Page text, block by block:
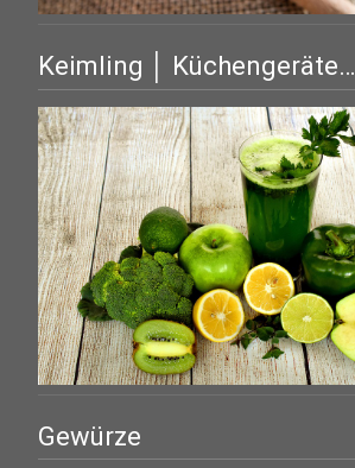
Keimling │ Küchengeräte…
Gewürze